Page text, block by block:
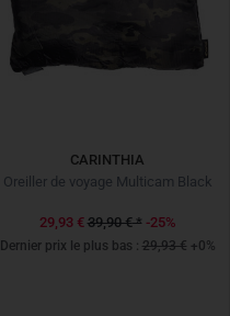
CARINTHIA
Oreiller de voyage Multicam Black
29,93 € 39,90 €* -25%
Dernier prix le plus bas : 29,93 € +0%